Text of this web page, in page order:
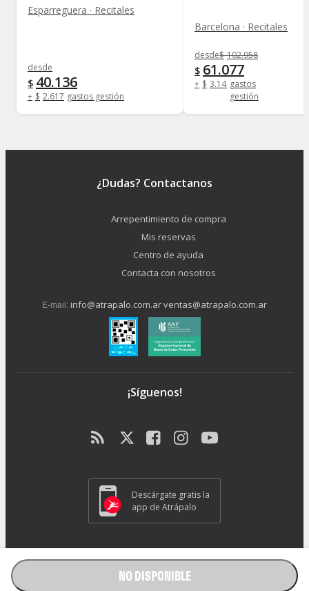
NO DISPONIBLE
Esparreguera · Recitales
desde
$ 40.136
+ $ 2.617 gastos gestión
Barcelona · Recitales
desde$ 102.958
$ 61.077
+ $ 3.141 gastos
gestión
¿Dudas? Contactanos
Arrepentimiento de compra
Mis reservas
Centro de ayuda
Contacta con nosotros
E-mail: info@atrapalo.com.arventas@atrapalo.com.ar
¡Síguenos!
Descárgate gratis la
app de Atrápalo